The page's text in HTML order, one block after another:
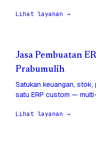
Lihat layanan →
Jasa Pembuatan
Prabumulih
Satukan keuangan, stok,
satu ERP custom —
Lihat layanan →